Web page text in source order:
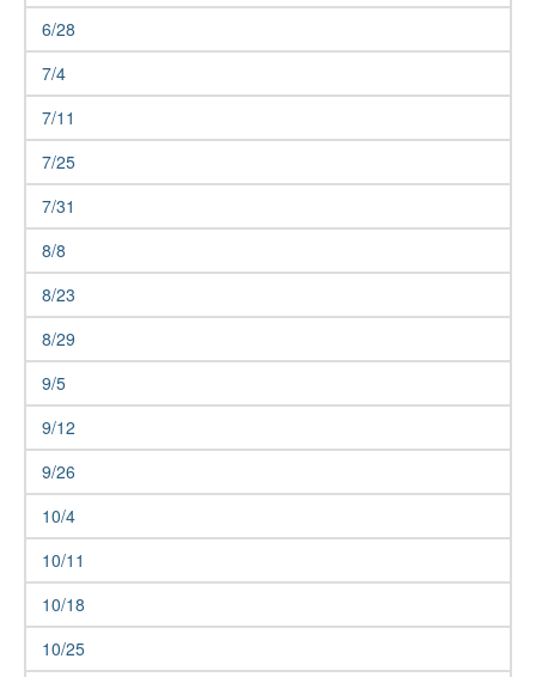
6/28
7/4
7/11
7/25
7/31
8/8
8/23
8/29
9/5
9/12
9/26
10/4
10/11
10/18
10/25